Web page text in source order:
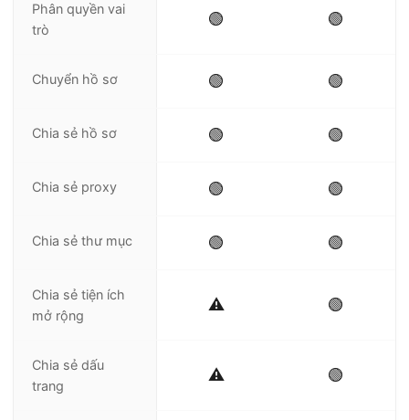
Phân quyền vai
trò
🟢 🟢
Chuyển hồ sơ 🟢 🟢
Chia sẻ hồ sơ 🟢 🟢
Chia sẻ proxy 🟢 🟢
Chia sẻ thư mục 🟢 🟢
Chia sẻ tiện ích
mở rộng
⚠️ 🟢
Chia sẻ dấu
trang
⚠️ 🟢